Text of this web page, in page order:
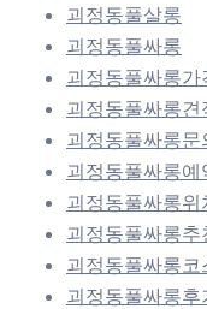
괴정동풀살롱
괴정동풀싸롱
괴정동풀싸롱가
괴정동풀싸롱견
괴정동풀싸롱문
괴정동풀싸롱예
괴정동풀싸롱위
괴정동풀싸롱추
괴정동풀싸롱코
괴정동풀싸롱후